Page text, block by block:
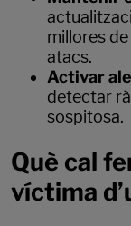
millores
atacs.
Activar
detectar
sospitosa.
Què cal
víctima